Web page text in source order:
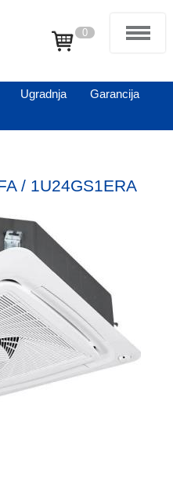
0
Ugradnja
Garancija
/ 1U24GS1ERA